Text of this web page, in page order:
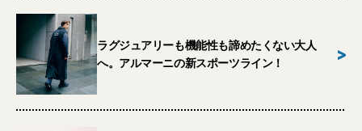
ラグジュアリーも機能性も諦めたくない大人
へ。アルマーニの新スポーツライン！
>